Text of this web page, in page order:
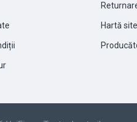
Hartă site